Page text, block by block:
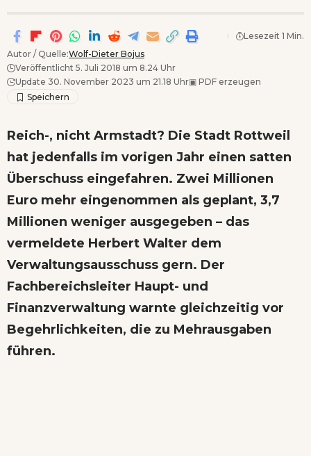
Autor / Quelle:Wolf-Dieter Bojus
Veröffentlicht 5. Juli 2018 um 8.24 Uhr
Update 30. November 2023 um 21.18 Uhr▣ PDF erzeugen
Lesezeit 1 Min.
Reich-, nicht Armstadt? Die Stadt Rottweil
hat jedenfalls im vorigen Jahr einen satten
Überschuss eingefahren. Zwei Millionen
Euro mehr eingenommen als geplant, 3,7
Millionen weniger ausgegeben – das
vermeldete Herbert Walter dem
Verwaltungsausschuss gern. Der
Fachbereichsleiter Haupt- und
Finanzverwaltung warnte gleichzeitig vor
Begehrlichkeiten, die zu Mehrausgaben
führen.